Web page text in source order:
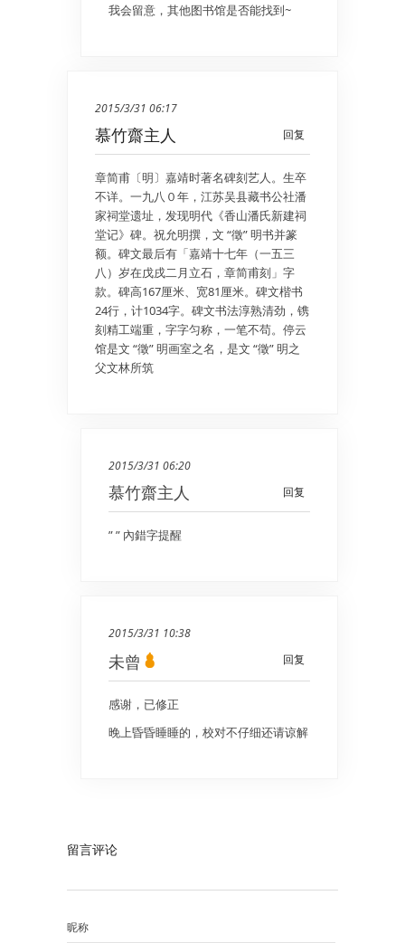
我会留意，其他图书馆是否能找到~
2015/3/31 06:17
回复
慕竹齋主人
章简甫〔明〕嘉靖时著名碑刻艺人。生卒
不详。一九八０年，江苏吴县藏书公社潘
家祠堂遗址，发现明代《香山潘氏新建祠
堂记》碑。祝允明撰，文 “徵” 明书并篆
额。碑文最后有「嘉靖十七年（一五三
八）岁在戊戌二月立石，章简甫刻」字
款。碑高167厘米、宽81厘米。碑文楷书
24行，计1034字。碑文书法淳熟清劲，镌
刻精工端重，字字匀称，一笔不苟。停云
馆是文 “徵” 明画室之名，是文 “徵” 明之
父文林所筑
2015/3/31 06:20
回复
慕竹齋主人
” ” 內錯字提醒
2015/3/31 10:38
回复
未曾
感谢，已修正
晚上昏昏睡睡的，校对不仔细还请谅解
留言评论
昵称